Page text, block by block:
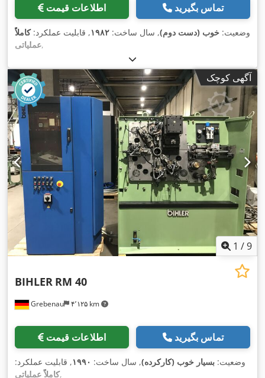
اطلاعات قیمت تماس بگیرید
وضعیت: خوب (دست دوم), سال ساخت: ۱۹۸۲, قابلیت عملکرد:کاملاً
عملیاتی,
آگهی کوچک
1 /9
Grebenau ۴٬۱۲۵ km
BIHLER RM 40
اطلاعات قیمت تماس بگیرید
وضعیت: بسیار خوب (کارکرده), سال ساخت: ۱۹۹۰, قابلیت عملکرد:
کاملاً عملیاتی,